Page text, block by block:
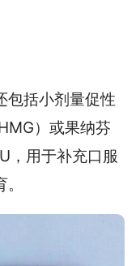
包括小剂量促性
）或果纳芬
，用于补充口服